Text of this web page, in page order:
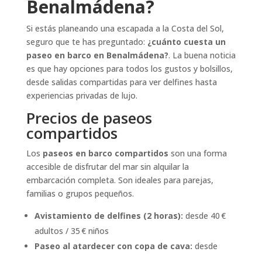
Benalmádena?
Si estás planeando una escapada a la Costa del Sol,
seguro que te has preguntado: ¿cuánto cuesta un
paseo en barco en Benalmádena?. La buena noticia
es que hay opciones para todos los gustos y bolsillos,
desde salidas compartidas para ver delfines hasta
experiencias privadas de lujo.
Precios de paseos
compartidos
Los paseos en barco compartidos son una forma
accesible de disfrutar del mar sin alquilar la
embarcación completa. Son ideales para parejas,
familias o grupos pequeños.
Avistamiento de delfines (2 horas): desde 40 €
adultos / 35 € niños
Paseo al atardecer con copa de cava: desde